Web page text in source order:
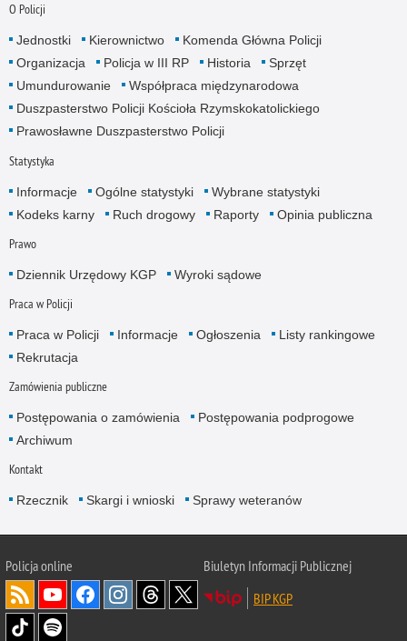
O Policji
Jednostki Kierownictwo
Komenda Główna Policji
Organizacja
Policja w III RP Historia
Sprzęt
Umundurowanie
Współpraca międzynarodowa
Duszpasterstwo Policji Kościoła Rzymskokatolickiego
Prawosławne Duszpasterstwo Policji
Statystyka
Informacje Ogólne statystyki
Wybrane statystyki
Kodeks karny
Ruch drogowy Raporty Opinia publiczna
Prawo
Dziennik Urzędowy KGP Wyroki sądowe
Praca w Policji
Praca w Policji Informacje Ogłoszenia
Listy rankingowe
Rekrutacja
Zamówienia publiczne
Postępowania o zamówienia
Postępowania podprogowe
Archiwum
Kontakt
Rzecznik Skargi i wnioski Sprawy weteranów
Policjaonline
Biuletyn Informacji Publicznej
BIP KGP